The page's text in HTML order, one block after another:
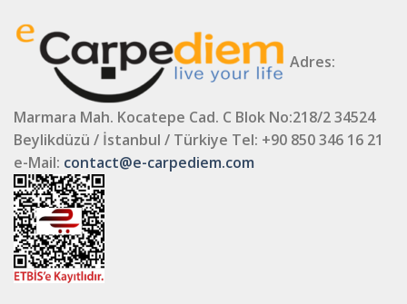
Adres:
Marmara Mah. Kocatepe Cad. C Blok No:218/2 34524
Beylikdüzü / İstanbul / Türkiye Tel: +90 850 346 16 21
e-Mail: contact@e-carpediem.com